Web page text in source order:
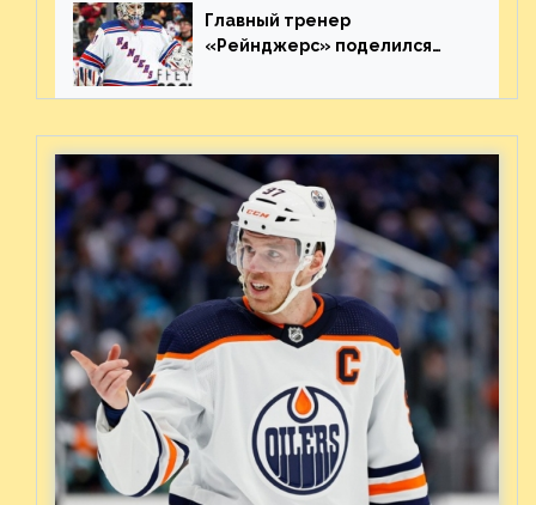
Главный тренер
«Рейнджерс» поделился
предстоящего финала